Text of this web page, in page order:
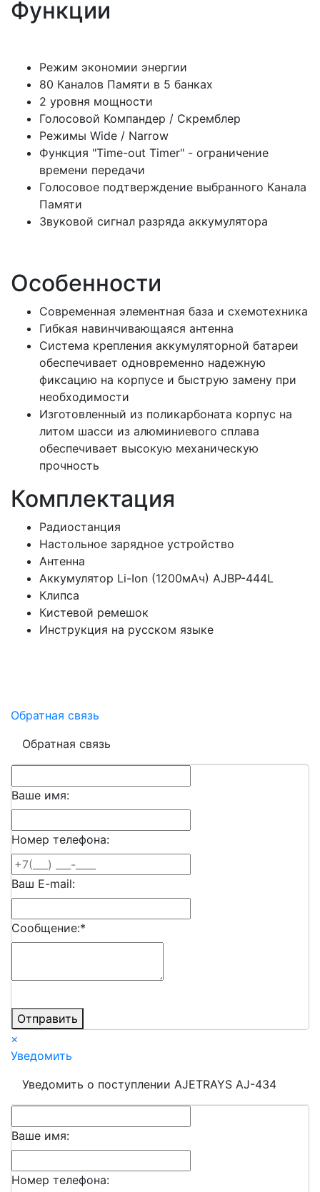
Функции
Режим экономии энергии
80 Каналов Памяти в 5 банках
2 уровня мощности
Голосовой Компандер / Скремблер
Режимы Wide / Narrow
Функция "Time-out Timer" - ограничение
времени передачи
Голосовое подтверждение выбранного Канала
Памяти
Звуковой сигнал разряда аккумулятора
Особенности
Современная элементная база и схемотехника
Гибкая навинчивающаяся антенна
Система крепления аккумуляторной батареи
обеспечивает одновременно надежную
фиксацию на корпусе и быструю замену при
необходимости
Изготовленный из поликарбоната корпус на
литом шасси из алюминиевого сплава
обеспечивает высокую механическую
прочность
Комплектация
Радиостанция
Настольное зарядное устройство
Антенна
Аккумулятор Li-Ion (1200мАч) AJBP-444L
Клипса
Кистевой ремешок
Инструкция на русском языке
Обратная связь
Обратная связь
Ваше имя:
Номер телефона:
Ваш E-mail:
Сообщение:*
Отправить
×
Уведомить
Уведомить о поступлении AJETRAYS AJ-434
Ваше имя:
Номер телефона: